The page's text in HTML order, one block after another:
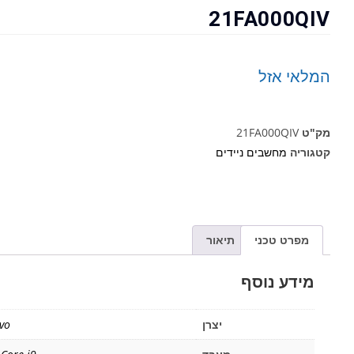
21FA000QIV
המלאי אזל
מק"ט21FA000QIV
קטגוריה מחשבים ניידים
מפרט טכני תיאור
מידע נוסף
יצרן